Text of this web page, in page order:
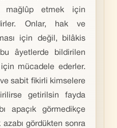
mağlûp etmek için
Onlar, hak ve
için değil, bilâkis
âyetlerde bildirilen
mücadele ederler.
sabit fikirli kimselere
getirilsin fayda
apaçık görmedikçe
gördükten sonra